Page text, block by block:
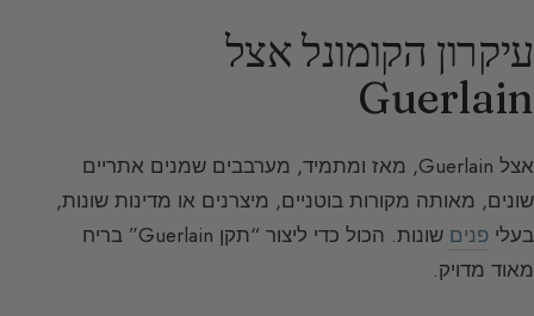
עיקרון הקומונל אצל
Guerlain
אצל Guerlain, מאז ומתמיד, מערבבים שמנים אתריים
שונים, מאותה מקורות בוטניים, מיצרנים או מדינות שונות,
בעלי פנים
שונות. הכול כדי ליצור “תקן Guerlain” בריח
מאוד מדויק.